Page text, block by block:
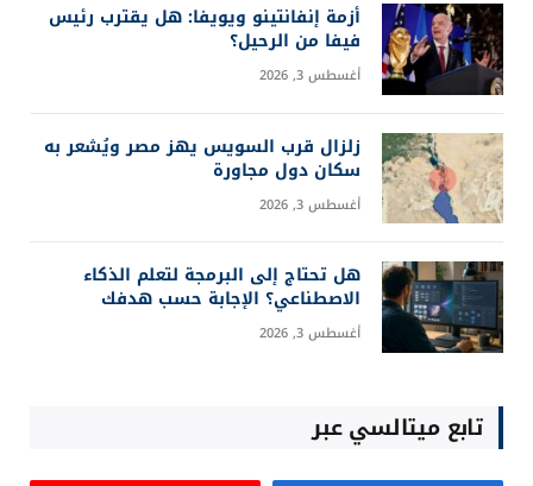
أزمة إنفانتينو ويويفا: هل يقترب رئيس
فيفا من الرحيل؟
أغسطس 3, 2026
زلزال قرب السويس يهز مصر ويُشعر به
سكان دول مجاورة
أغسطس 3, 2026
هل تحتاج إلى البرمجة لتعلم الذكاء
الاصطناعي؟ الإجابة حسب هدفك
أغسطس 3, 2026
تابع ميتالسي عبر